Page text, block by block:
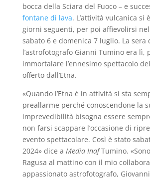
bocca della Sciara del Fuoco – e
fontane di lava. L’attività vulcanica si
giorni seguenti, per poi affievolirsi
sabato 6 e domenica 7 luglio. La sera
l’astrofotografo Gianni Tumino era lì,
immortalare l’ennesimo spettacolo
offerto dall’Etna.
«Quando l’Etna è in attività si sta
preallarme perché conoscendone la
imprevedibilità bisogna essere
non farsi scappare l’occasione di
evento spettacolare. Così è stato
2024» dice a Media InafTumino.
Ragusa al mattino con il mio
appassionato astrofotografo,